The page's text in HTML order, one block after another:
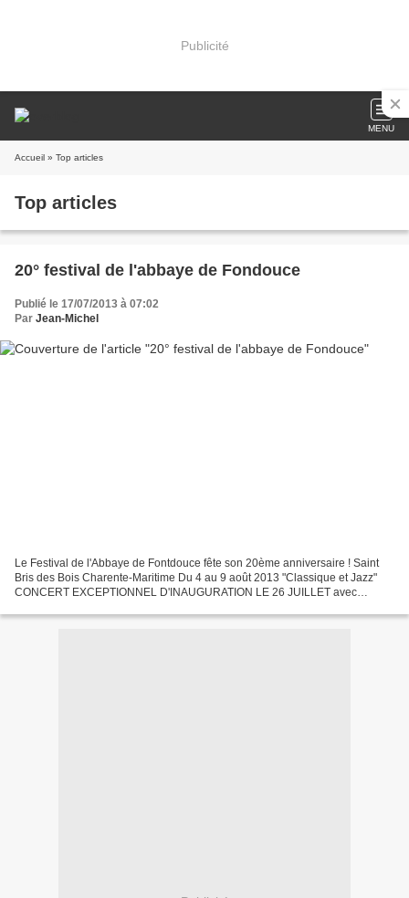
Publicité
MENU
Accueil » Top articles
Top articles
20° festival de l'abbaye de Fondouce
Publié le 17/07/2013 à 07:02
Par Jean-Michel
Le Festival de l'Abbaye de Fontdouce fête son 20ème anniversaire ! Saint
Bris des Bois Charente-Maritime Du 4 au 9 août 2013 "Classique et Jazz"
CONCERT EXCEPTIONNEL D'INAUGURATION LE 26 JUILLET avec